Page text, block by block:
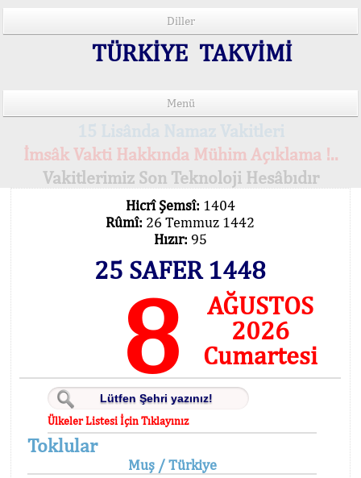
Diller
TÜRKİYE TAKVİMİ
Menü
İmsâk Vakti Hakkında Mühim Açıklama !..
Vakitlerimiz Son Teknoloji Hesâbıdır
Hicrî Şemsî: 1404
Rûmî: 26 Temmuz 1442
Hızır: 95
25 SAFER 1448
8
AĞUSTOS
2026
Cumartesi
Ülkeler Listesi İçin Tıklayınız
Toklular
Muş / Türkiye